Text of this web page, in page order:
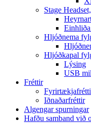
Stage
Hljóðnema
Hljóðkapal
Lýsing
USB
Fréttir
Iðnaðarfréttir
Algengar spurningar
Hafðu samband við